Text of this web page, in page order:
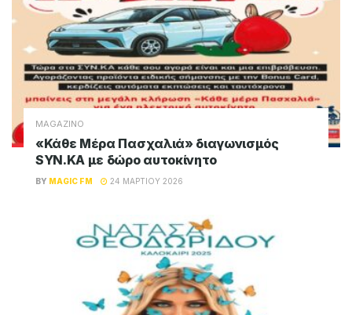
MAGAZINO
«Κάθε Μέρα Πασχαλιά» διαγωνισμός
SYN.KA με δώρο αυτοκίνητο
BY MAGIC FM 24 ΜΑΡΤΊΟΥ 2026